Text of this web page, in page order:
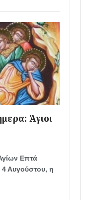
Άγιοι
Επτά
Αυγούστου, η